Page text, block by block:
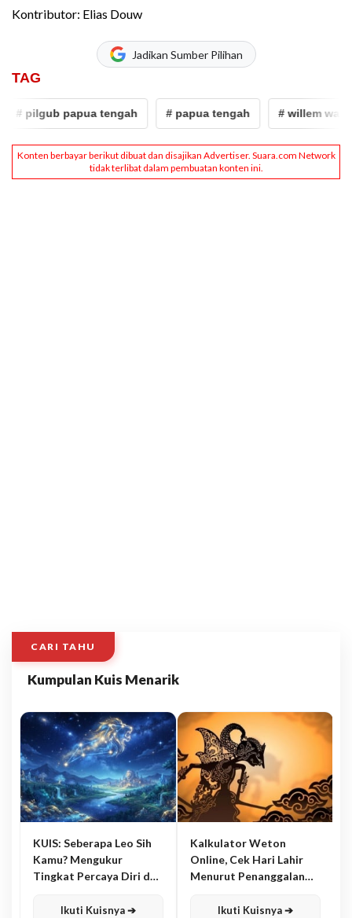
Kontributor: Elias Douw
Jadikan Sumber Pilihan
TAG
pilgub papua tengah # papua tengah # willem wandik
CARI TAHU
Kumpulan Kuis Menarik
KUIS: Seberapa Leo Sih
Kamu? Mengukur
Tingkat Percaya Diri dan
Ikuti Kuisnya ➔
Kalkulator Weton
Online, Cek Hari Lahir
Menurut Penanggalan
Ikuti Kuisnya ➔